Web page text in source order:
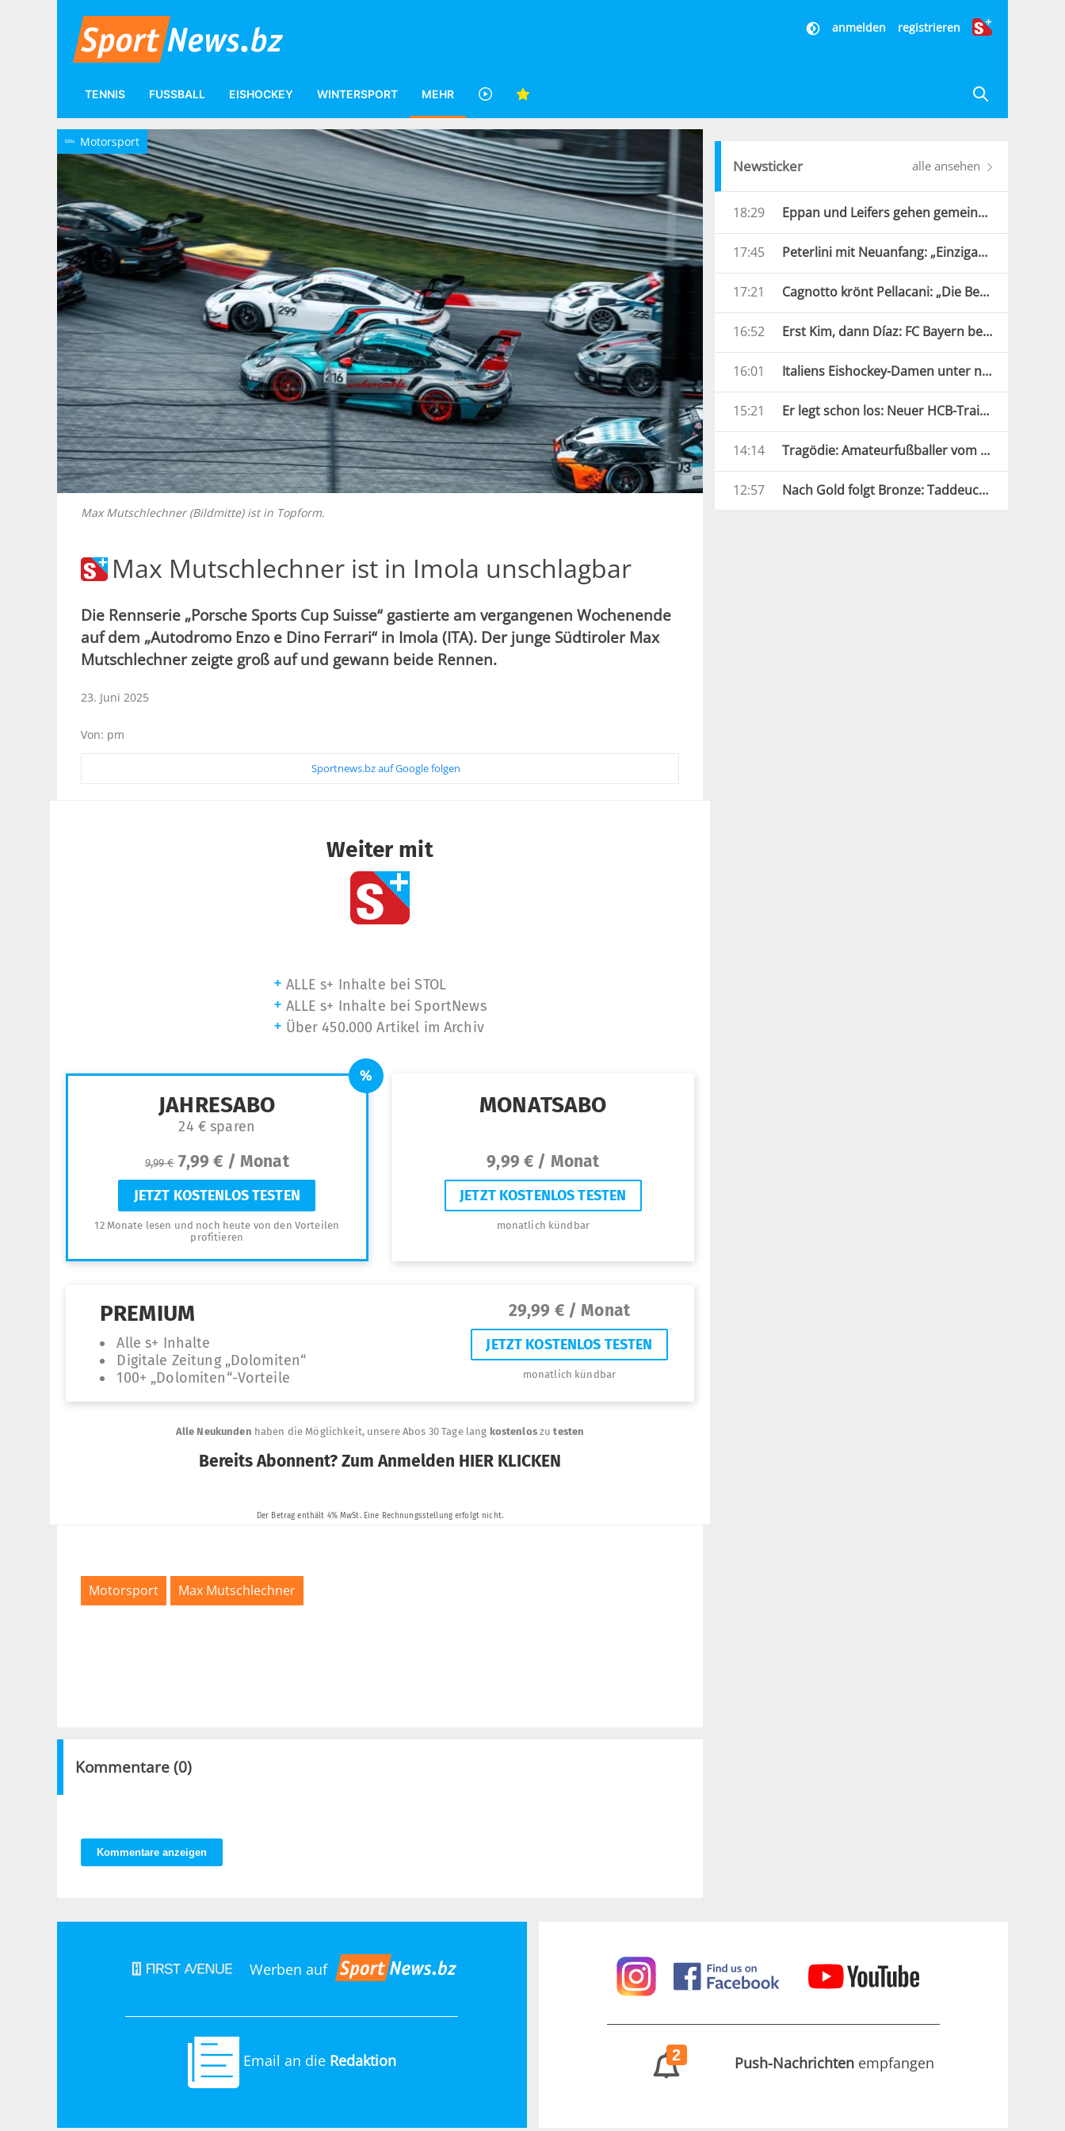
anmelden registrieren
TENNIS FUSSBALL EISHOCKEY WINTERSPORT MEHR
C Motorsport
Max Mutschlechner (Bildmitte) ist in Topform.
Max Mutschlechner ist in Imola unschlagbar
Die Rennserie „Porsche Sports Cup Suisse“ gastierte am vergangenen Wochenende
auf dem „Autodromo Enzo e Dino Ferrari“ in Imola (ITA). Der junge Südtiroler Max
Mutschlechner zeigte groß auf und gewann beide Rennen.
23. Juni 2025
Von: pm
Sportnews.bz auf Google folgen
Motorsport Max Mutschlechner
Kommentare (0)
Kommentare anzeigen
Newsticker alle ansehen
18:29 Eppan und Leifers gehen gemeinsame Wege
17:45 Peterlini mit Neuanfang: „Einzigartige und verrückte Jahre“
17:21 Cagnotto krönt Pellacani: „Die Beste Europas“
16:52 Erst Kim, dann Díaz: FC Bayern besiegt Aston Villa
16:01 Italiens Eishockey-Damen unter neuer Führung
15:21 Er legt schon los: Neuer HCB-Trainer mit Kaltstart
14:14 Tragödie: Amateurfußballer vom Blitz getroffen
12:57 Nach Gold folgt Bronze: Taddeucci in Paris weiter stark
Werben auf
Email an die Redaktion 2 Push-Nachrichten empfangen